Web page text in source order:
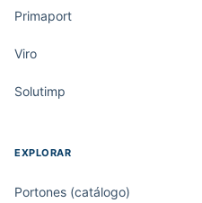
Primaport
Viro
Solutimp
EXPLORAR
Portones (catálogo)